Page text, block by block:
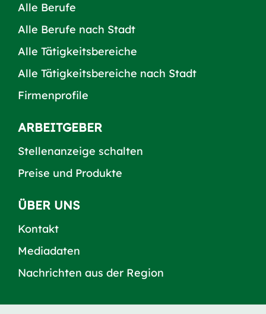
Alle Berufe
Alle Berufe nach Stadt
Alle Tätigkeitsbereiche
Alle Tätigkeitsbereiche nach Stadt
Firmenprofile
ARBEITGEBER
Stellenanzeige schalten
Preise und Produkte
ÜBER UNS
Kontakt
Mediadaten
Nachrichten aus der Region